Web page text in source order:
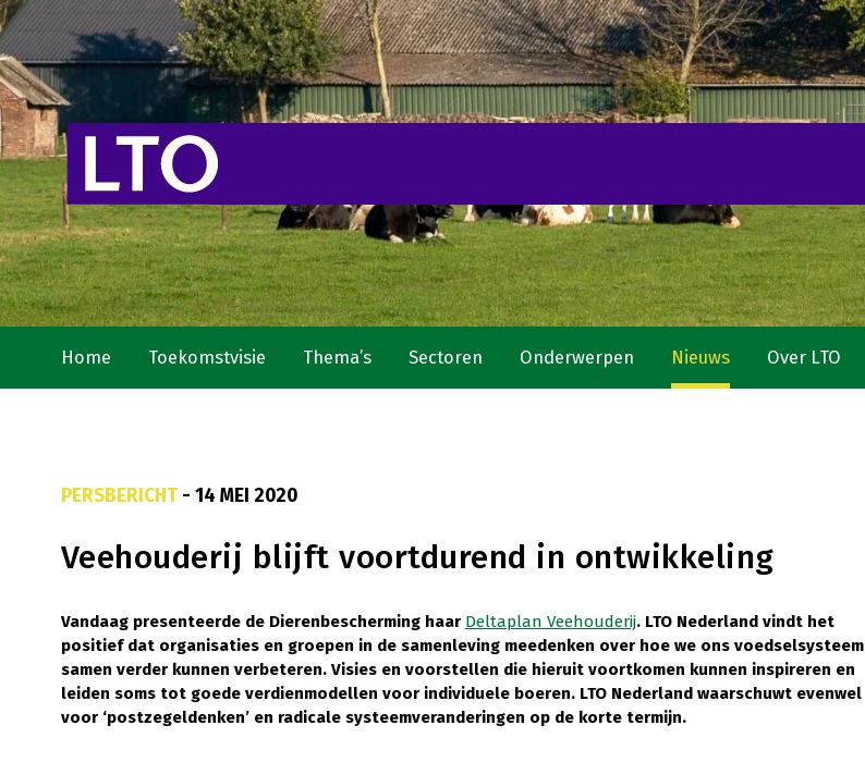
Home Toekomstvisie Thema’s Sectoren Onderwerpen Nieuws Over LTO
PERSBERICHT- 14 MEI 2020
Veehouderij blijft voortdurend in ontwikkeling
Vandaag presenteerde de Dierenbescherming haar Deltaplan Veehouderij. LTO Nederland vindt het
positief dat organisaties en groepen in de samenleving meedenken over hoe we ons voedselsysteem
samen verder kunnen verbeteren. Visies en voorstellen die hieruit voortkomen kunnen inspireren en
leiden soms tot goede verdienmodellen voor individuele boeren. LTO Nederland waarschuwt evenwel
voor ‘postzegeldenken’ en radicale systeemveranderingen op de korte termijn.